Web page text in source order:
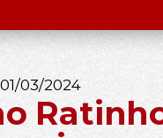
01/03/2024